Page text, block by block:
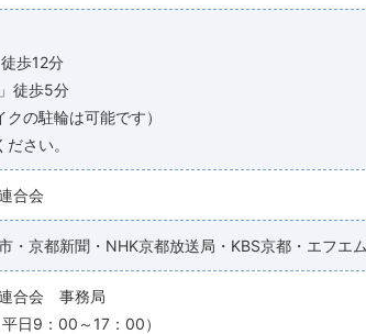
歩12分
徒歩5分
の駐輪は可能です）
さい。
合会
・京都新聞・NHK京都放送局・KBS京都・エフエ
合会 事務局
9：00～17：00）